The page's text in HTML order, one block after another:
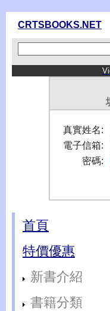
CRTSBOOKS.NET
真實姓名:
電子信箱:
密碼:
首頁
特價優惠
新書介紹
書籍分類